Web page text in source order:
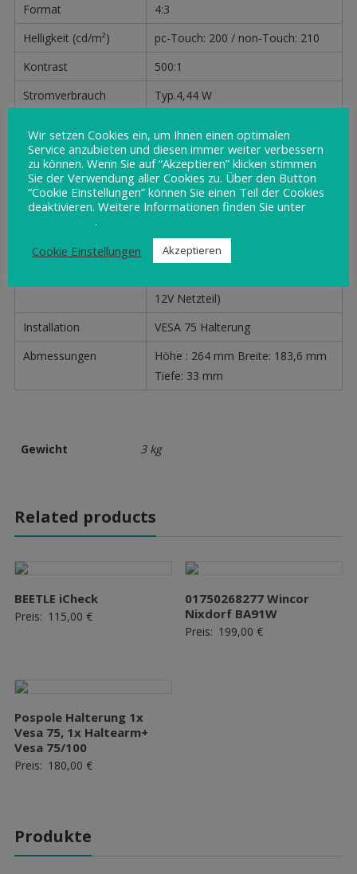
Format
4:3
Helligkeit (cd/m²)
pc-Touch: 200 / non-Touch: 210
Kontrast
500:1
Stromverbrauch
Typ.4,44 W
Betriebstemperatur
(°C)
5 bis +40
Diplay-Farbe
silber
Power-jack
12V Netzteil)
Installation
VESA 75 Halterung
Abmessungen
Höhe : 264 mm Breite: 183,6 mm
Tiefe: 33 mm
Gewicht 3 kg
Related products
BEETLE iCheck
Preis: 115,00 €
01750268277 Wincor
Nixdorf BA91W
Preis: 199,00 €
Pospole Halterung 1x
Vesa 75, 1x Haltearm+
Vesa 75/100
Preis: 180,00 €
Produkte
Wir setzen Cookies ein, um Ihnen einen optimalen
Service anzubieten und diesen immer weiter verbessern
zu können. Wenn Sie auf “Akzeptieren” klicken stimmen
Sie der Verwendung aller Cookies zu. Über den Button
“Cookie Einstellungen” können Sie einen Teil der Cookies
deaktivieren. Weitere Informationen finden Sie unter
.
Cookie Einstellungen
Akzeptieren